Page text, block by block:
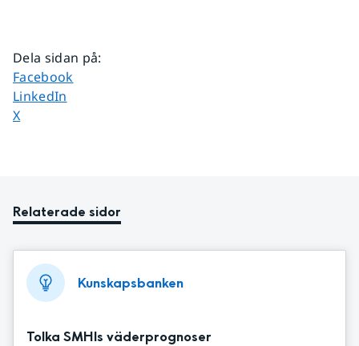
Dela sidan på:
Dela sidan på
Facebook
Dela sidan på
LinkedIn
Dela sidan på
X
Relaterade sidor
Kunskapsbanken
Tolka SMHIs väderprognoser